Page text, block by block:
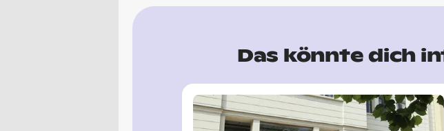
Das könnte dich